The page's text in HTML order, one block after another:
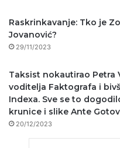
Raskrinkavanje: Tko je
Jovanović?
29/11/2023
Taksist nokautirao Petra
voditelja Faktografa i
Indexa. Sve se to
krunice i slike Ante
20/12/2023